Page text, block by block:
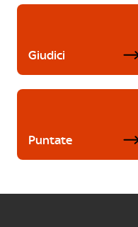
Giudici
Puntate